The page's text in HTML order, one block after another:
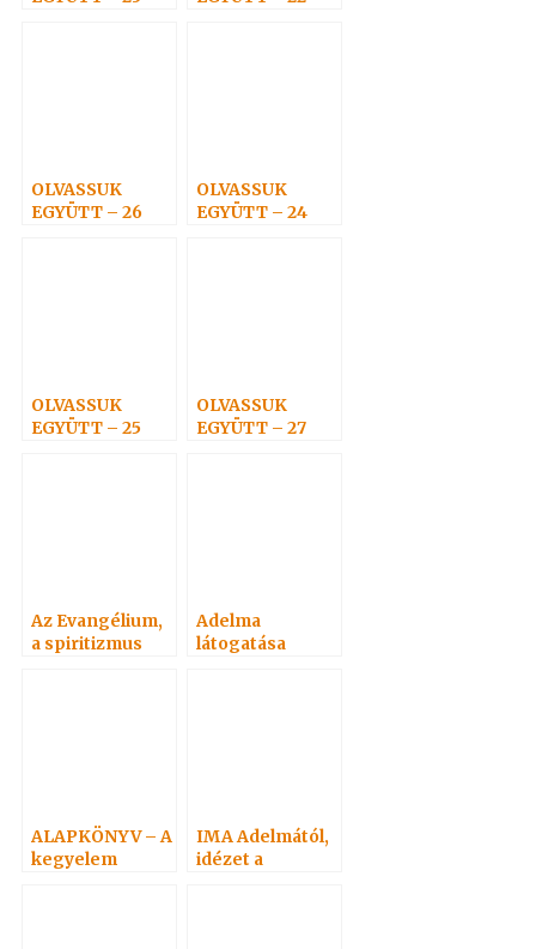
OLVASSUK
EGYÜTT – 26
OLVASSUK
EGYÜTT – 24
OLVASSUK
EGYÜTT – 25
OLVASSUK
EGYÜTT – 27
Az Evangélium,
a spiritizmus
Adelma
látogatása
ALAPKÖNYV – A
kegyelem
IMA Adelmától,
idézet a